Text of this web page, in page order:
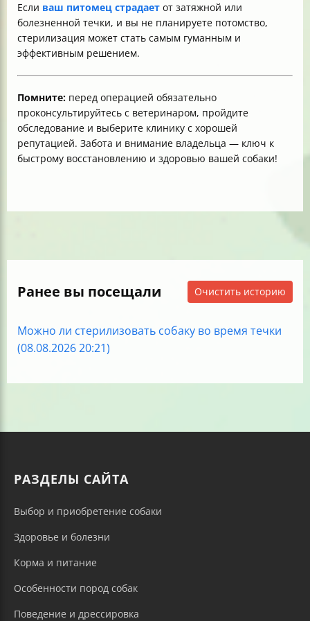
Если ваш питомец страдает от затяжной или
болезненной течки, и вы не планируете потомство,
стерилизация может стать самым гуманным и
эффективным решением.
Помните: перед операцией обязательно
проконсультируйтесь с ветеринаром, пройдите
обследование и выберите клинику с хорошей
репутацией. Забота и внимание владельца — ключ к
быстрому восстановлению и здоровью вашей собаки!
Ранее вы посещали Очистить историю
Можно ли стерилизовать собаку во время течки
(08.08.2026 20:21)
РАЗДЕЛЫ САЙТА
Выбор и приобретение собаки
Здоровье и болезни
Корма и питание
Особенности пород собак
Поведение и дрессировка